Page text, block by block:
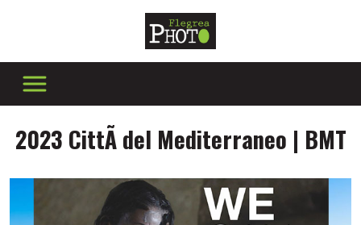
2023 CittÃ del Mediterraneo | BMT